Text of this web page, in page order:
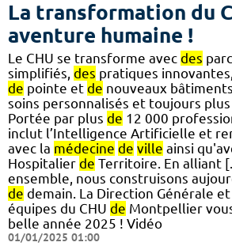
La transformation du
aventure humaine !
Le CHU se transforme avec des
simplifiés, des pratiques innovantes,
de pointe et de nouveaux
soins personnalisés et toujours
Portée par plus de 12 000
inclut l’Intelligence Artificielle et
avec la médecine de ville ainsi
Hospitalier de Territoire. En alliant
ensemble, nous construisons
de demain. La Direction Générale
équipes du CHU de Montpellier
belle année 2025 ! Vidéo
01/01/2025 01:00